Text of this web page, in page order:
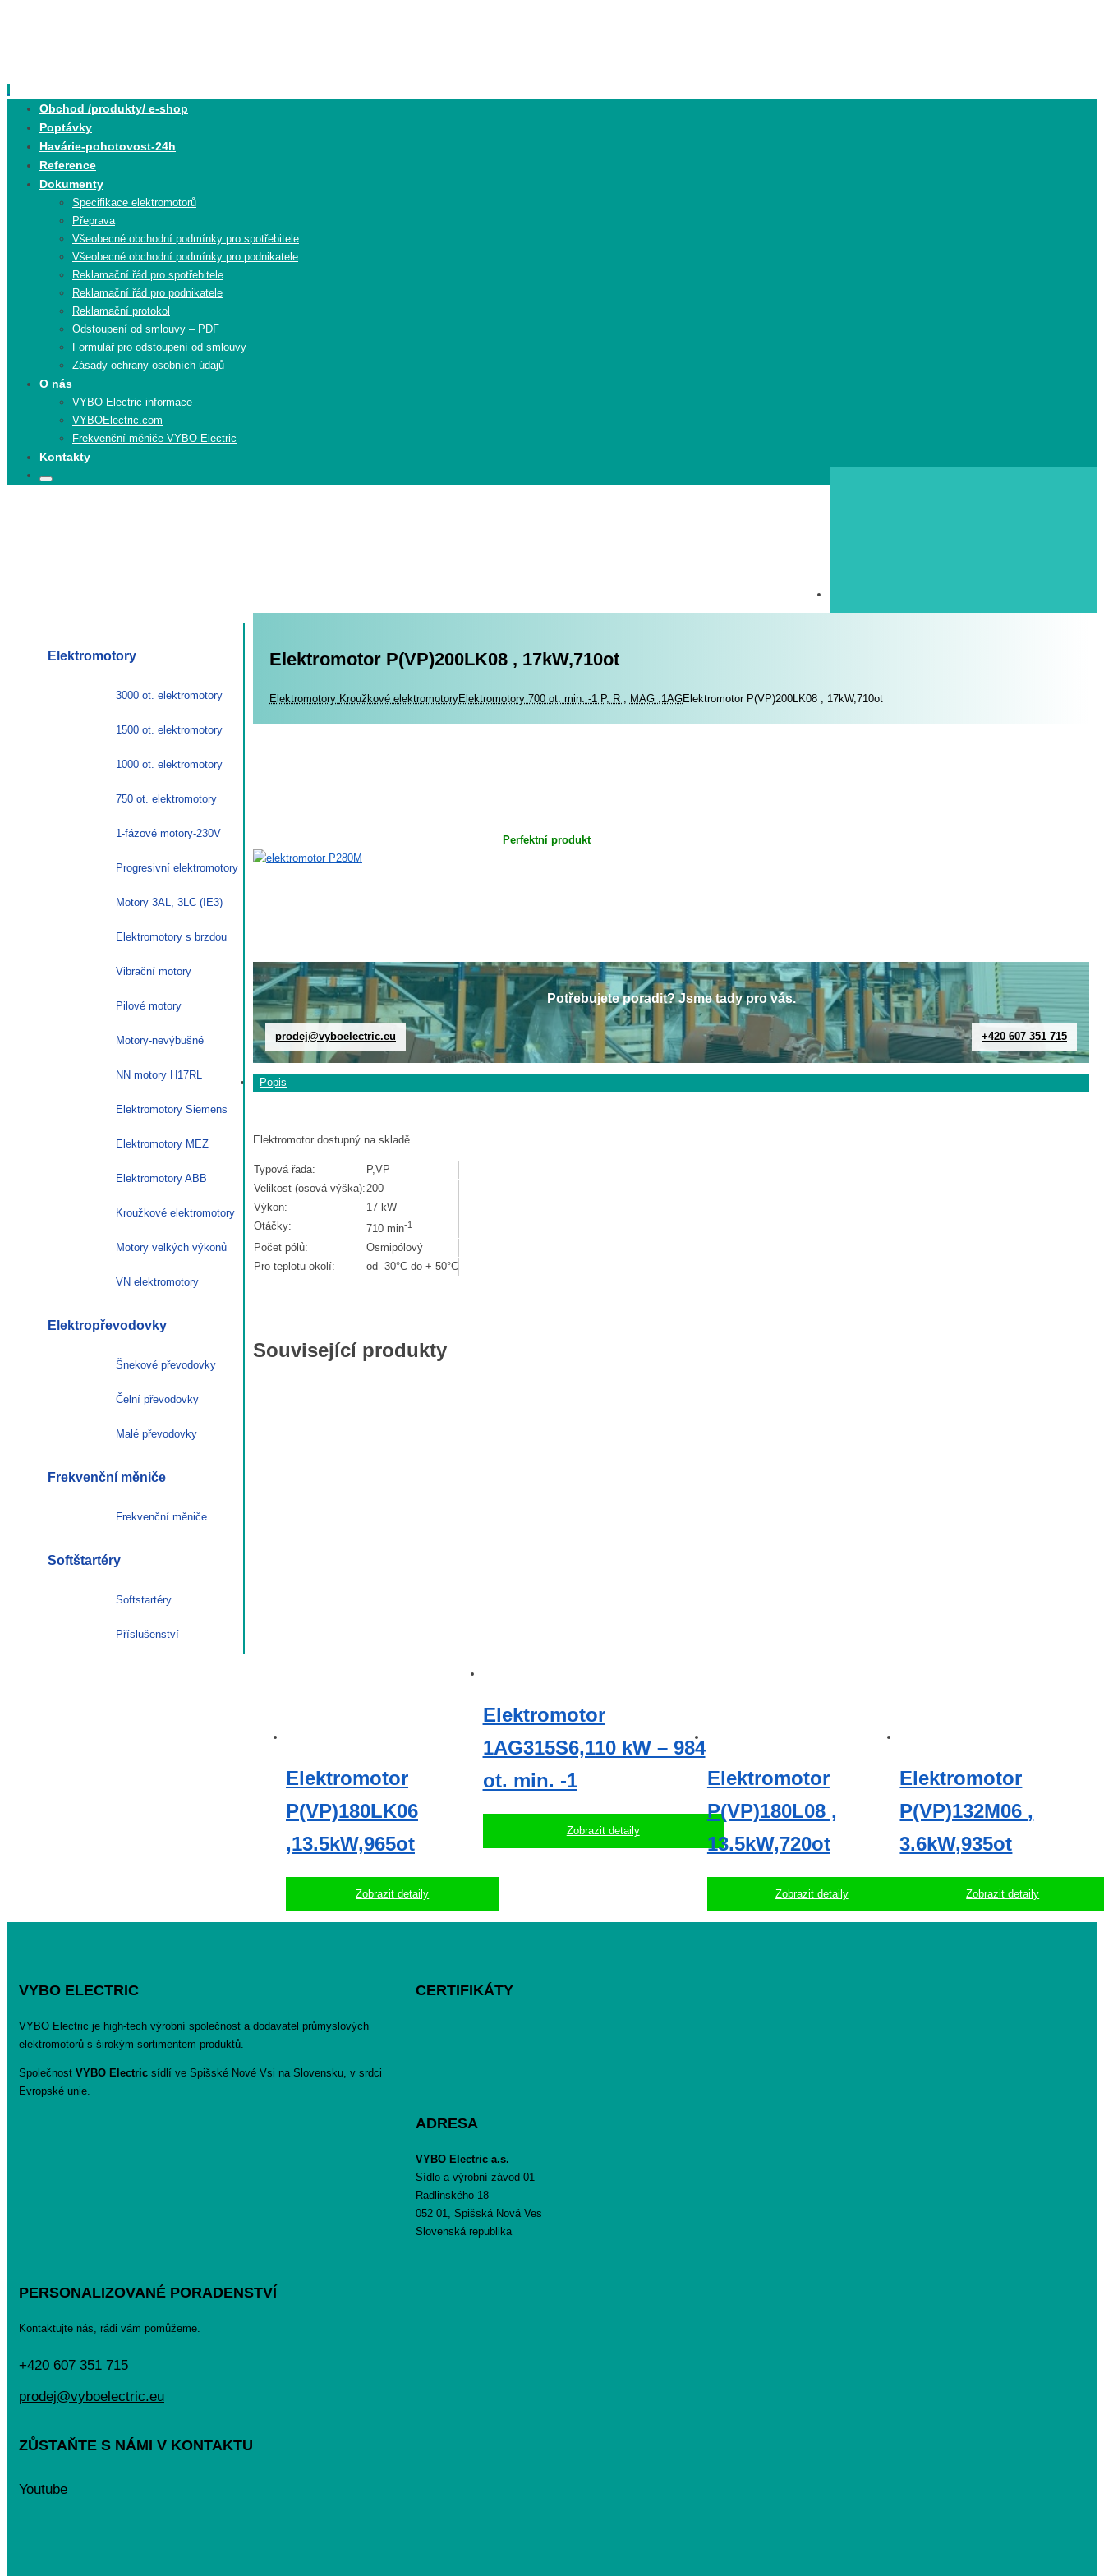
content
Obchod /produkty/ e-shop
Poptávky
Havárie-pohotovost-24h
Reference
Dokumenty
Specifikace elektromotorů
Přeprava
Všeobecné obchodní podmínky pro spotřebitele
Všeobecné obchodní podmínky pro podnikatele
Reklamační řád pro spotřebitele
Reklamační řád pro podnikatele
Reklamační protokol
Odstoupení od smlouvy – PDF
Formulář pro odstoupení od smlouvy
Zásady ochrany osobních údajů
O nás
VYBO Electric informace
VYBOElectric.com
Frekvenční měniče VYBO Electric
Kontakty
Search
Search
Elektromotor P(VP)200LK08 , 17kW,710ot
Elektromotory Elektromotory
Kroužkové elektromotoryElektromotory 700 ot. min. -1 P, R , MAG ,1AGElektromotor P(VP)200LK08 , 17kW,710ot
Perfektní produkt
Potřebujete poradit? Jsme tady pro vás.
prodej@vyboelectric.eu +420 607 351 715
Popis
Elektromotor dostupný na skladě
Typová řada:
P,VP
Velikost (osová výška):200
Výkon:
17 kW
Otáčky:
710 min-1
Počet pólů:
Osmipólový
Pro teplotu okolí:
od -30°C do + 50°C
Související produkty
Elektromotor
P(VP)180LK06
,13.5kW,965ot
Zobrazit detaily
Elektromotor
1AG315S6,110 kW – 984
ot. min. -1
Zobrazit detaily
Elektromotor
P(VP)180L08 ,
13.5kW,720ot
Zobrazit detaily
Elektromotor
P(VP)132M06 ,
3.6kW,935ot
Zobrazit detaily
Elektromotory
3000 ot. elektromotory
1500 ot. elektromotory
1000 ot. elektromotory
750 ot. elektromotory
1-fázové motory-230V
Progresivní elektromotory
Motory 3AL, 3LC (IE3)
Elektromotory s brzdou
Vibrační motory
Pilové motory
Motory-nevýbušné
NN motory H17RL
Elektromotory Siemens
Elektromotory MEZ
Elektromotory ABB
Kroužkové elektromotory
Motory velkých výkonů
VN elektromotory
Elektropřevodovky
Šnekové převodovky
Čelní převodovky
Malé převodovky
Frekvenční měniče
Frekvenční měniče
Softštartéry
Softstartéry
Příslušenství
VYBO ELECTRIC
VYBO Electric je high-tech výrobní společnost a dodavatel průmyslových
elektromotorů s širokým sortimentem produktů.
Společnost VYBO Electric sídlí ve Spišské Nové Vsi na Slovensku, v srdci
Evropské unie.
CERTIFIKÁTY
ADRESA
VYBO Electric a.s.
Sídlo a výrobní závod 01
Radlinského 18
052 01, Spišská Nová Ves
Slovenská republika
PERSONALIZOVANÉ PORADENSTVÍ
Kontaktujte nás, rádi vám pomůžeme.
+420 607 351 715
prodej@vyboelectric.eu
ZŮSTAŇTE S NÁMI V KONTAKTU
Youtube